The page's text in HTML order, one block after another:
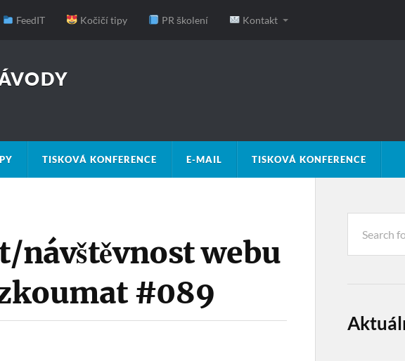
FeedIT Kočičí tipy PR školení Kontakt
TISKOVÁ KONFERENCE E-MAIL TISKOVÁ KONFERENCE
návštěvnost webu
#089